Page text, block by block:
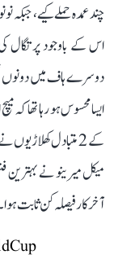
چند عمدہ حملے کیے، جبکہ
اس کے باوجود پرتگال
دوسرے ہاف میں دونوں
کے 2 متبادل
آخرکار فیصلہ کن ثابت